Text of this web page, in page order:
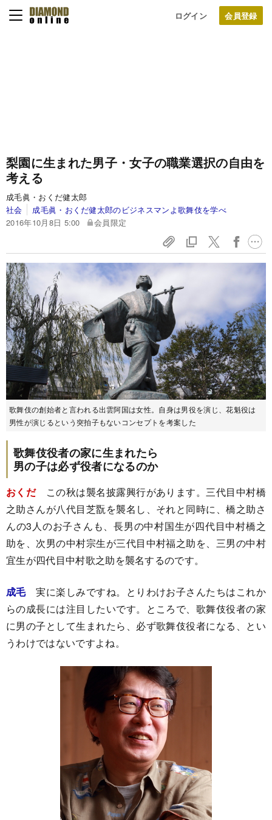
ログイン
梨園に生まれた男子・女子の職業選択の自由を
考える
成毛眞・おくだ健太郎
社会
成毛眞・おくだ健太郎のビジネスマンよ歌舞伎を学べ
2016年10月8日 5:00
会員限定
歌舞伎の創始者と言われる出雲阿国は女性。自身は男役を演じ、花魁役は
男性が演じるという突拍子もないコンセプトを考案した
歌舞伎役者の家に生まれたら
男の子は必ず役者になるのか
おくだこの秋は襲名披露興行があります。三代目中村橋
之助さんが八代目芝翫を襲名し、それと同時に、橋之助さ
んの3人のお子さんも、長男の中村国生が四代目中村橋之
助を、次男の中村宗生が三代目中村福之助を、三男の中村
宜生が四代目中村歌之助を襲名するのです。
成毛実に楽しみですね。とりわけお子さんたちはこれか
らの成長には注目したいです。ところで、歌舞伎役者の家
に男の子として生まれたら、必ず歌舞伎役者になる、とい
うわけではないですよね。